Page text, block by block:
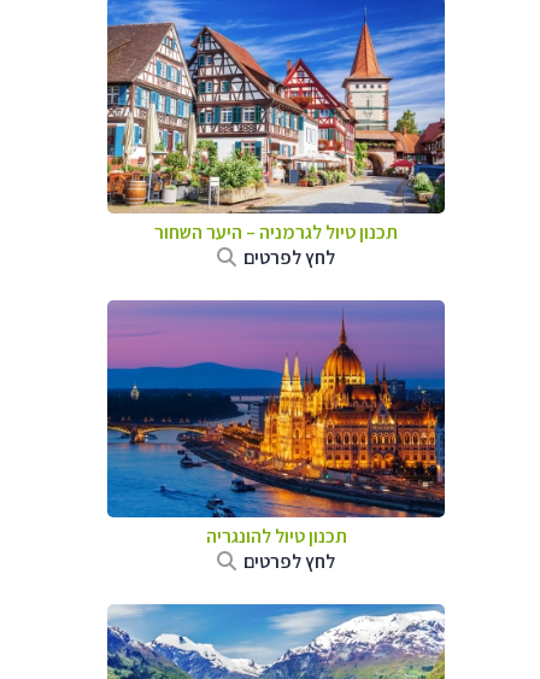
תכנון טיול לגרמניה – היער השחור
לחץ לפרטים
תכנון טיול להונגריה
לחץ לפרטים